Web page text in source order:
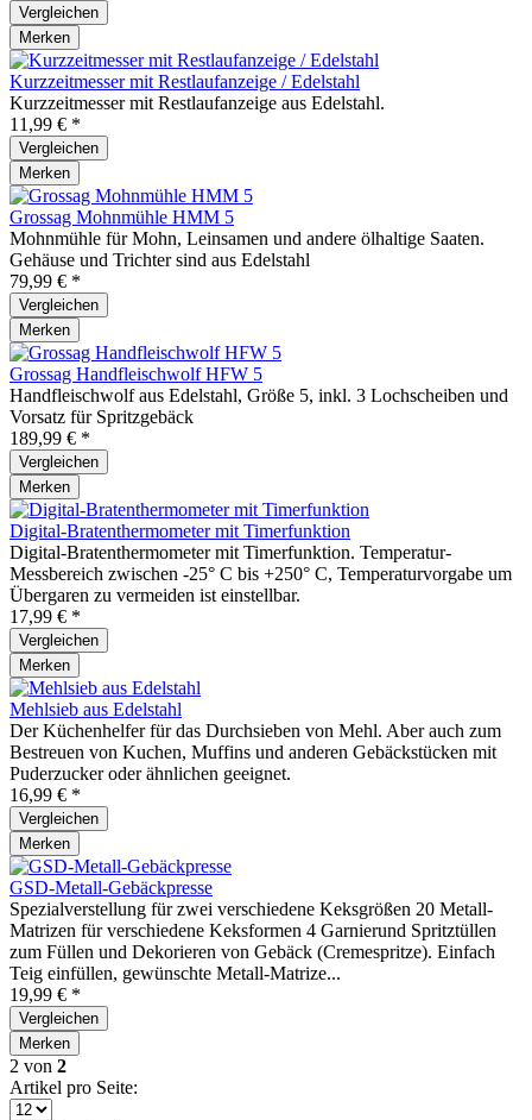
Vergleichen
Merken
Kurzzeitmesser mit Restlaufanzeige / Edelstahl
Kurzzeitmesser mit Restlaufanzeige aus Edelstahl.
11,99 € *
Vergleichen
Merken
Grossag Mohnmühle HMM 5
Mohnmühle für Mohn, Leinsamen und andere ölhaltige Saaten.
Gehäuse und Trichter sind aus Edelstahl
79,99 € *
Vergleichen
Merken
Grossag Handfleischwolf HFW 5
Handfleischwolf aus Edelstahl, Größe 5, inkl. 3 Lochscheiben und
Vorsatz für Spritzgebäck
189,99 € *
Vergleichen
Merken
Digital-Bratenthermometer mit Timerfunktion
Digital-Bratenthermometer mit Timerfunktion. Temperatur-
Messbereich zwischen -25° C bis +250° C, Temperaturvorgabe um
Übergaren zu vermeiden ist einstellbar.
17,99 € *
Vergleichen
Merken
Mehlsieb aus Edelstahl
Der Küchenhelfer für das Durchsieben von Mehl. Aber auch zum
Bestreuen von Kuchen, Muffins und anderen Gebäckstücken mit
Puderzucker oder ähnlichen geeignet.
16,99 € *
Vergleichen
Merken
GSD-Metall-Gebäckpresse
Spezialverstellung für zwei verschiedene Keksgrößen 20 Metall-
Matrizen für verschiedene Keksformen 4 Garnierund Spritztüllen
zum Füllen und Dekorieren von Gebäck (Cremespritze). Einfach
Teig einfüllen, gewünschte Metall-Matrize...
19,99 € *
Vergleichen
Merken
2 von 2
Artikel pro Seite: